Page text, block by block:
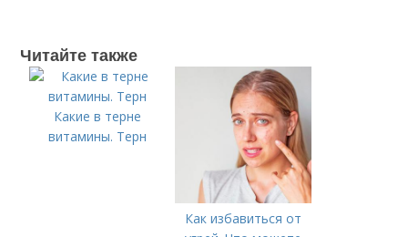
Читайте также
Какие в терне
витамины. Терн
Как избавиться от